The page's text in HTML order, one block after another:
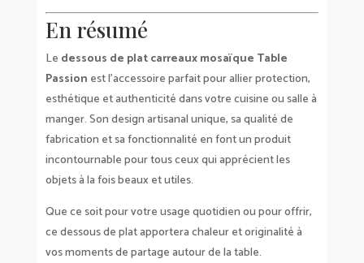
En résumé
Le dessous de plat carreaux mosaïque Table
Passion est l’accessoire parfait pour allier protection,
esthétique et authenticité dans votre cuisine ou salle à
manger. Son design artisanal unique, sa qualité de
fabrication et sa fonctionnalité en font un produit
incontournable pour tous ceux qui apprécient les
objets à la fois beaux et utiles.
Que ce soit pour votre usage quotidien ou pour offrir,
ce dessous de plat apportera chaleur et originalité à
vos moments de partage autour de la table.